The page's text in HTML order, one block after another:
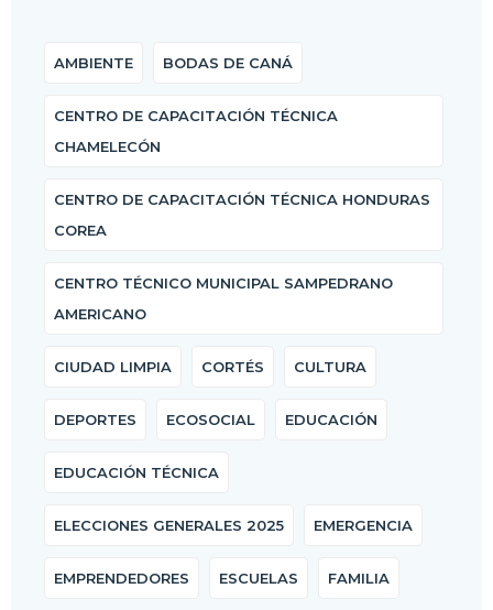
AMBIENTE BODAS DE CANÁ
CENTRO DE CAPACITACIÓN TÉCNICA
CHAMELECÓN
CENTRO DE CAPACITACIÓN TÉCNICA HONDURAS
COREA
CENTRO TÉCNICO MUNICIPAL SAMPEDRANO
AMERICANO
CIUDAD LIMPIA CORTÉS CULTURA
DEPORTES ECOSOCIAL EDUCACIÓN
EDUCACIÓN TÉCNICA
ELECCIONES GENERALES 2025 EMERGENCIA
EMPRENDEDORES ESCUELAS FAMILIA